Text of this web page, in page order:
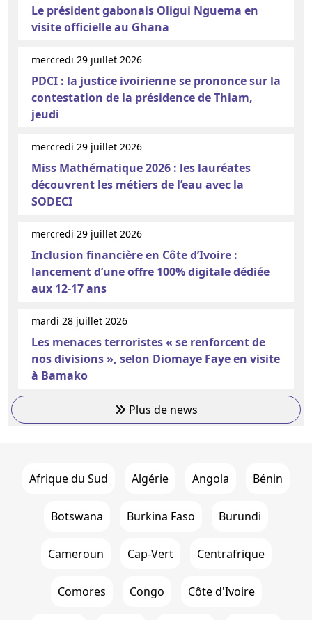
Le président gabonais Oligui Nguema en
visite officielle au Ghana
mercredi 29 juillet 2026
PDCI : la justice ivoirienne se prononce sur la
contestation de la présidence de Thiam,
jeudi
mercredi 29 juillet 2026
Miss Mathématique 2026 : les lauréates
découvrent les métiers de l’eau avec la
SODECI
mercredi 29 juillet 2026
Inclusion financière en Côte d’Ivoire :
lancement d’une offre 100% digitale dédiée
aux 12-17 ans
mardi 28 juillet 2026
Les menaces terroristes « se renforcent de
nos divisions », selon Diomaye Faye en visite
à Bamako
Plus de news
Afrique du Sud Algérie Angola Bénin
Botswana Burkina Faso Burundi
Cameroun Cap-Vert Centrafrique
Comores Congo Côte d'Ivoire